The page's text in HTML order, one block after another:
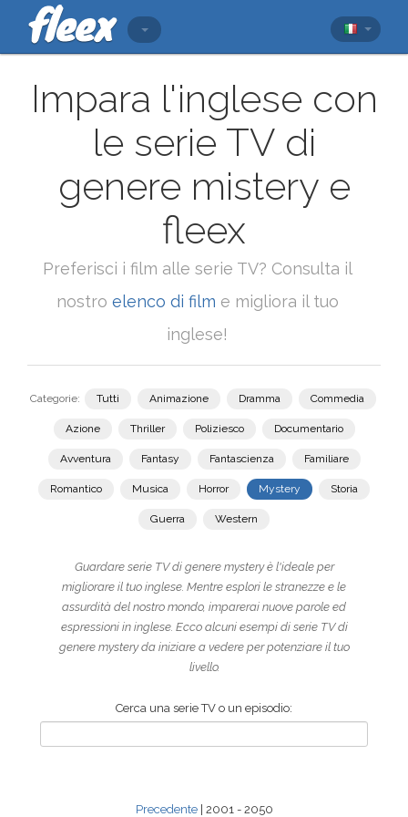
Impara l'inglese con
le serie TV di
genere mistery e
fleex
Preferisci i film alle serie TV? Consulta il
nostro elenco di film e migliora il tuo
inglese!
Categorie: Tutti Animazione Dramma Commedia
Azione Thriller Poliziesco Documentario
Avventura Fantasy Fantascienza Familiare
Romantico Musica Horror Mystery Storia
Guerra Western
Guardare serie TV di genere mystery è l'ideale per
migliorare il tuo inglese. Mentre esplori le stranezze e le
assurdità del nostro mondo, imparerai nuove parole ed
espressioni in inglese. Ecco alcuni esempi di serie TV di
genere mystery da iniziare a vedere per potenziare il tuo
livello.
Cerca una serie TV o un episodio:
Precedente| 2001 - 2050